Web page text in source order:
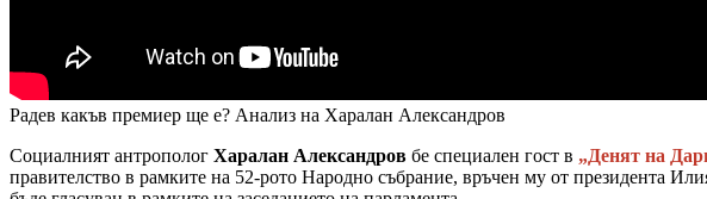
Радев какъв премиер ще е? Анализ на Харалан Александров
Социалният антрополог Харалан Александров бе специален гост в „Денят на
правителство в рамките на 52-рото Народно събрание, връчен му от президента